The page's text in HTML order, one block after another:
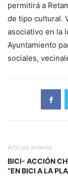
permitirá a
de tipo cultural.
asociativo en la
Ayuntamiento
sociales,
Artículo anterior
BICI- ACCIÓN
“EN BICI A LA